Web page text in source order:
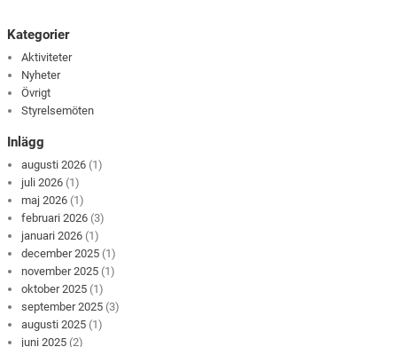
Kategorier
Aktiviteter
Nyheter
Övrigt
Styrelsemöten
Inlägg
augusti 2026 (1)
juli 2026 (1)
maj 2026 (1)
februari 2026 (3)
januari 2026 (1)
december 2025 (1)
november 2025 (1)
oktober 2025 (1)
september 2025 (3)
augusti 2025 (1)
juni 2025 (2)